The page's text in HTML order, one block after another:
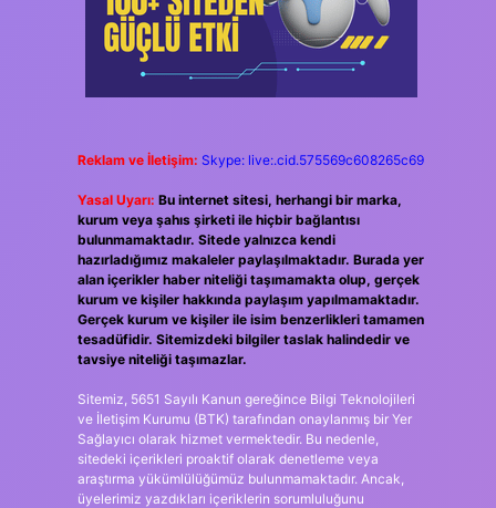
Reklam ve İletişim: Skype: live:.cid.575569c608265c69
Yasal Uyarı: Bu internet sitesi, herhangi bir marka,
kurum veya şahıs şirketi ile hiçbir bağlantısı
bulunmamaktadır. Sitede yalnızca kendi
hazırladığımız makaleler paylaşılmaktadır. Burada yer
alan içerikler haber niteliği taşımamakta olup, gerçek
kurum ve kişiler hakkında paylaşım yapılmamaktadır.
Gerçek kurum ve kişiler ile isim benzerlikleri tamamen
tesadüfidir. Sitemizdeki bilgiler taslak halindedir ve
tavsiye niteliği taşımazlar.
Sitemiz, 5651 Sayılı Kanun gereğince Bilgi Teknolojileri
ve İletişim Kurumu (BTK) tarafından onaylanmış bir Yer
Sağlayıcı olarak hizmet vermektedir. Bu nedenle,
sitedeki içerikleri proaktif olarak denetleme veya
araştırma yükümlülüğümüz bulunmamaktadır. Ancak,
üyelerimiz yazdıkları içeriklerin sorumluluğunu